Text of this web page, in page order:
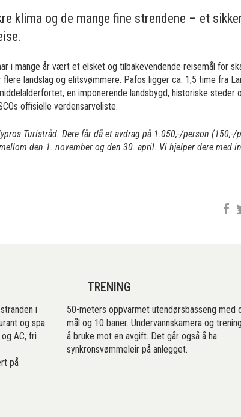
klima og de mange fine strendene – et
i mange år vært et elsket og tilbakevendende reisemål for
landslag og elitsvømmere. Pafos ligger ca. 1,5 time fra
en imponerende landsbygd, historiske steder
offisielle verdensarveliste.
Turistråd. Dere får då et avdrag på 1.050,-/person (150;-/
den 1. november og den 30. april. Vi hjelper dere med
i
og spa.
AC, fri
på
TRENING
50-meters oppvarmet utendørsbasseng med
mål og 10 baner. Undervannskamera og
å bruke mot en avgift. Det går også å ha
synkronsvømmeleir på anlegget.